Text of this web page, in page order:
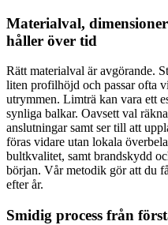
Materialval,
håller över tid
Rätt materialval är avgörande.
liten profilhöjd och passar ofta
utrymmen. Limträ kan vara ett
synliga balkar. Oavsett val
anslutningar samt ser till att
föras vidare utan lokala
bultkvalitet, samt brandskydd
början. Vår metodik gör att du
efter år.
Smidig process från